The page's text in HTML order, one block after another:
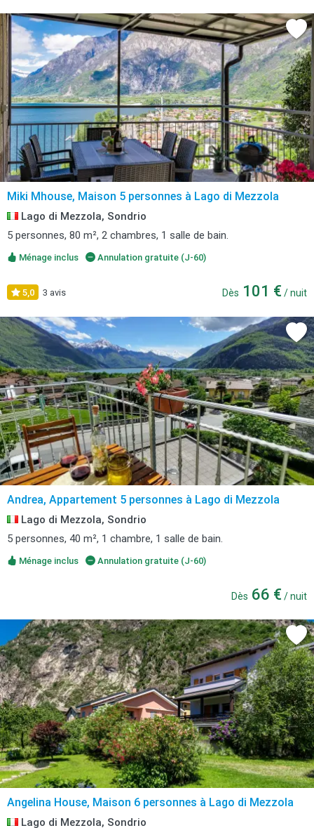
Miki Mhouse, Maison 5 personnes à Lago di Mezzola
Lago di Mezzola, Sondrio
5 personnes, 80 m², 2 chambres, 1 salle de bain.
Ménage inclus Annulation gratuite (J-60)
5,0 3 avis Dès 101 € / nuit
Andrea, Appartement 5 personnes à Lago di Mezzola
Lago di Mezzola, Sondrio
5 personnes, 40 m², 1 chambre, 1 salle de bain.
Ménage inclus Annulation gratuite (J-60)
Dès 66 € / nuit
Angelina House, Maison 6 personnes à Lago di Mezzola
Lago di Mezzola, Sondrio